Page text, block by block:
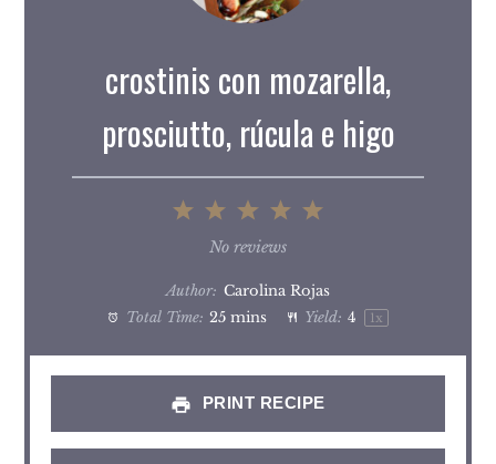
crostinis con mozarella,
prosciutto, rúcula e higo
5
4
3
Stars
2
Stars
1
Star
No reviews
Author: Carolina Rojas
Total Time: 25 mins Yield: 4 1x
PRINT RECIPE